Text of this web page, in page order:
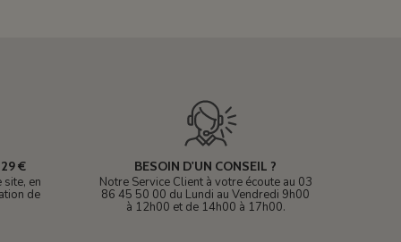
€
en
de
BESOIN D'UN CONSEIL ?
Notre Service Client à votre écoute au 03
86 45 50 00 du Lundi au Vendredi 9h00
à 12h00 et de 14h00 à 17h00.